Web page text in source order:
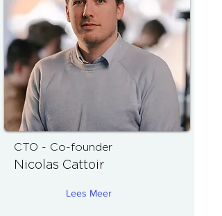
CTO - Co-founder
Nicolas Cattoir
Lees Meer